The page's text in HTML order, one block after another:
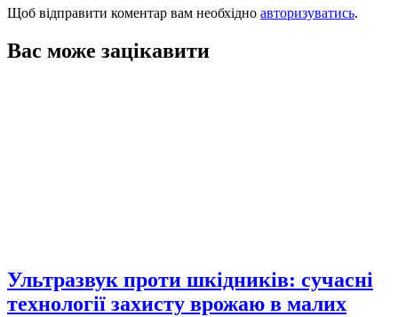
Щоб відправити коментар вам необхідно авторизуватись.
Вас може зацікавити
Ультразвук проти шкідників: сучасні
технології захисту врожаю в малих